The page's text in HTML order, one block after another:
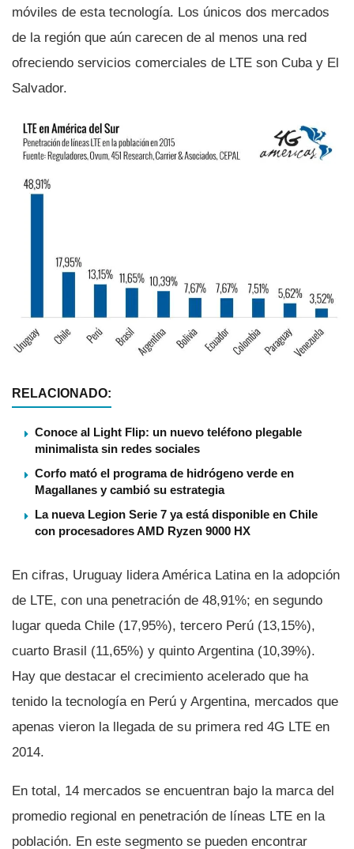
móviles de esta tecnologí­a. Los únicos dos mercados
de la región que aún carecen de al menos una red
ofreciendo servicios comerciales de LTE son Cuba y El
Salvador.
RELACIONADO:
Conoce al Light Flip: un nuevo teléfono plegable
minimalista sin redes sociales
Corfo mató el programa de hidrógeno verde en
Magallanes y cambió su estrategia
La nueva Legion Serie 7 ya está disponible en Chile
con procesadores AMD Ryzen 9000 HX
En cifras, Uruguay lidera América Latina en la adopción
de LTE, con una penetración de 48,91%; en segundo
lugar queda Chile (17,95%), tercero Perú (13,15%),
cuarto Brasil (11,65%) y quinto Argentina (10,39%).
Hay que destacar el crecimiento acelerado que ha
tenido la tecnologí­a en Perú y Argentina, mercados que
apenas vieron la llegada de su primera red 4G LTE en
2014.
En total, 14 mercados se encuentran bajo la marca del
promedio regional en penetración de lí­neas LTE en la
población. En este segmento se pueden encontrar